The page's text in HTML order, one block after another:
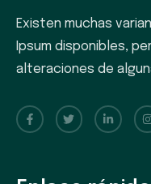
Existen muchas
Ipsum disponibles,
alteraciones de